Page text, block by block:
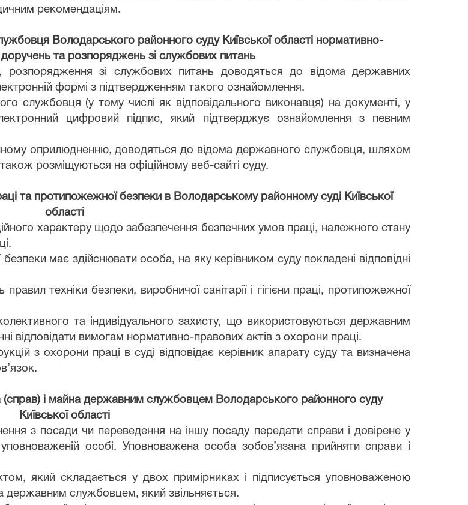
рекомендаціям.
Володарського районного суду Київської області нормативно-
доручень та розпоряджень зі службових питань
розпорядження зі службових питань доводяться до відома державних
формі з підтвердженням такого ознайомлення.
службовця (у тому числі як відповідального виконавця) на документі, у
цифровий підпис, який підтверджує ознайомлення з певним
оприлюдненню, доводяться до відома державного службовця, шляхом
розміщуються на офіційному веб-сайті суду.
та протипожежної безпеки в Володарському районному суді Київської
області
характеру щодо забезпечення безпечних умов праці, належного стану
має здійснювати особа, на яку керівником суду покладені відповідні
техніки безпеки, виробничої санітарії і гігієни праці, протипожежної
та індивідуального захисту, що використовуються державним
відповідати вимогам нормативно-правових актів з охорони праці.
з охорони праці в суді відповідає керівник апарату суду та визначена
(справ) і майна державним службовцем Володарського районного суду
Київської області
з посади чи переведення на іншу посаду передати справи і довірене у
особі. Уповноважена особа зобов’язана прийняти справи і
який складається у двох примірниках і підписується уповноваженою
державним службовцем, який звільняється.